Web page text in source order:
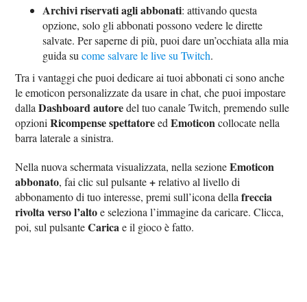
Archivi riservati agli abbonati: attivando questa
opzione, solo gli abbonati possono vedere le dirette
salvate. Per saperne di più, puoi dare un’occhiata alla mia
guida sucome salvare le live su Twitch.
Tra i vantaggi che puoi dedicare ai tuoi abbonati ci sono anche
le emoticon personalizzate da usare in chat, che puoi impostare
dallaDashboard autoredel tuo canale Twitch, premendo sulle
opzioniRicompense spettatoreedEmoticoncollocate nella
barra laterale a sinistra.
Nella nuova schermata visualizzata, nella sezioneEmoticon
abbonato, fai clic sul pulsante+relativo al livello di
abbonamento di tuo interesse, premi sull’icona dellafreccia
rivolta verso l’altoe seleziona l’immagine da caricare. Clicca,
poi, sul pulsanteCaricae il gioco è fatto.